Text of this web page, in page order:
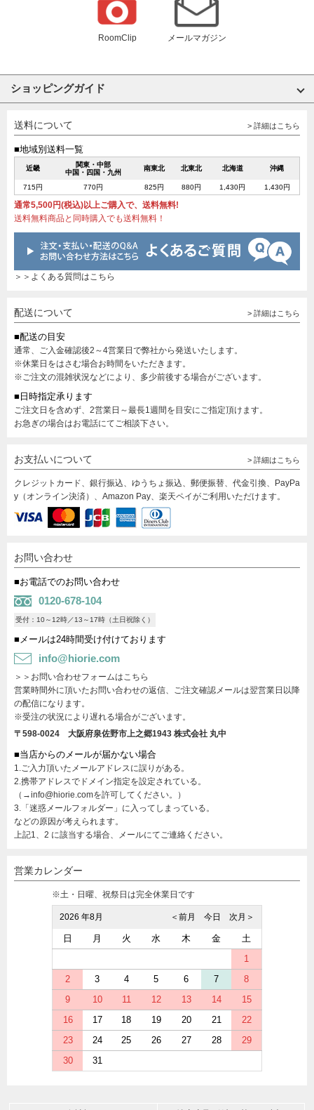
RoomClip メールマガジン
ショッピングガイド
送料について > 詳細はこちら
■地域別送料一覧
近畿
関東・中部
中国・四国・九州
南東北 北東北 北海道 沖縄
715円 770円 825円 880円 1,430円 1,430円
通常5,500円(税込)以上ご購入で、送料無料!
送料無料商品と同時購入でも送料無料！
＞＞よくある質問はこちら
配送について > 詳細はこちら
■配送の目安
通常、ご入金確認後2～4営業日で弊社から発送いたします。
※休業日をはさむ場合お時間をいただきます。
※ご注文の混雑状況などにより、多少前後する場合がございます。
■日時指定承ります
ご注文日を含めず、2営業日～最長1週間を目安にご指定頂けます。
お急ぎの場合はお電話にてご相談下さい。
お支払いについて > 詳細はこちら
クレジットカード、銀行振込、ゆうちょ振込、郵便振替、代金引換、PayPa
y（オンライン決済）、Amazon Pay、楽天ペイがご利用いただけます。
お問い合わせ
■お電話でのお問い合わせ
0120-678-104
受付：10～12時／13～17時（土日祝除く）
■メールは24時間受け付けております
info@hiorie.com
＞＞お問い合わせフォームはこちら
営業時間外に頂いたお問い合わせの返信、ご注文確認メールは翌営業日以降
の配信になります。
※受注の状況により遅れる場合がございます。
〒598-0024 大阪府泉佐野市上之郷1943 株式会社 丸中
■当店からのメールが届かない場合
1.ご入力頂いたメールアドレスに誤りがある。
2.携帯アドレスでドメイン指定を設定されている。
（→info@hiorie.comを許可してください。）
3.「迷惑メールフォルダー」に入ってしまっている。
などの原因が考えられます。
上記1、2 に該当する場合、メールにてご連絡ください。
営業カレンダー
※土・日曜、祝祭日は完全休業日です
2026 年8月 次月＞
今日
＜前月
日 月 火 水 木 金
土
1
2
3 4 5 6 7
8
9
10 11 12 13 14
15
16
17 18 19 20 21
22
23
24 25 26 27 28
29
30
31